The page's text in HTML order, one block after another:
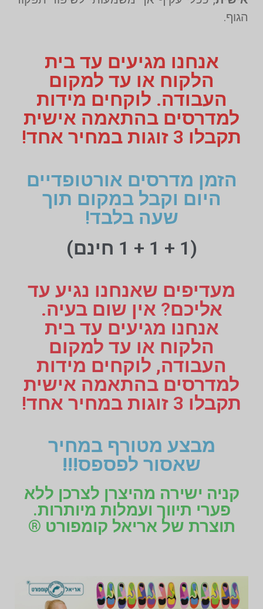
הגוף.
אנחנו מגיעים עד בית
הלקוח או עד למקום
העבודה. לוקחים מידות
למדרסים בהתאמה אישית
תקבלו 3 זוגות במחיר אחד!
הזמן מדרסים אורטופדיים
היום וקבל במקום תוך
שעה בלבד!
(1 + 1 + 1 חינם)
מעדיפים שאנחנו נגיע עד
אליכם? אין שום בעיה.
אנחנו מגיעים עד בית
הלקוח או עד למקום
העבודה, לוקחים מידות
למדרסים בהתאמה אישית
תקבלו 3 זוגות במחיר אחד!
מבצע מטורף במחיר
שאסור לפספס!!!
קניה ישירה מהיצרן לצרכן ללא
פערי תיווך ועמלות מיותרות.
תוצרת של אריאל קומפורט ®